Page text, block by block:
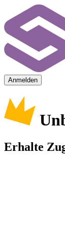
Anmelden
Erhalte